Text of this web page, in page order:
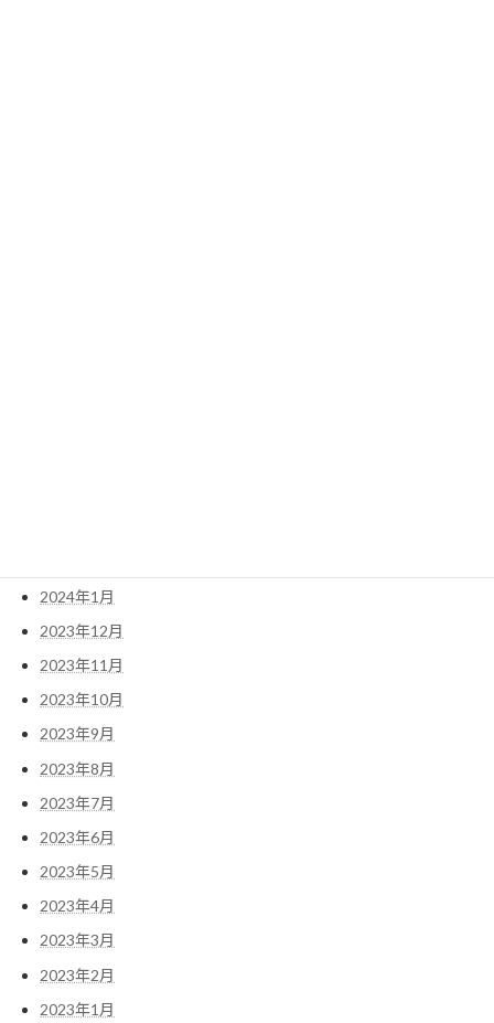
2024年1月
2023年12月
2023年11月
2023年10月
2023年9月
2023年8月
2023年7月
2023年6月
2023年5月
2023年4月
2023年3月
2023年2月
2023年1月